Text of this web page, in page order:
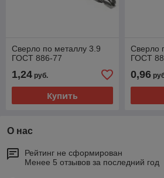
Сверло по металлу 3.9
ГОСТ 886-77
1,24 руб.
Купить
Сверло
ГОСТ
0,96
О нас
Рейтинг не сформирован
Менее 5 отзывов за последний год